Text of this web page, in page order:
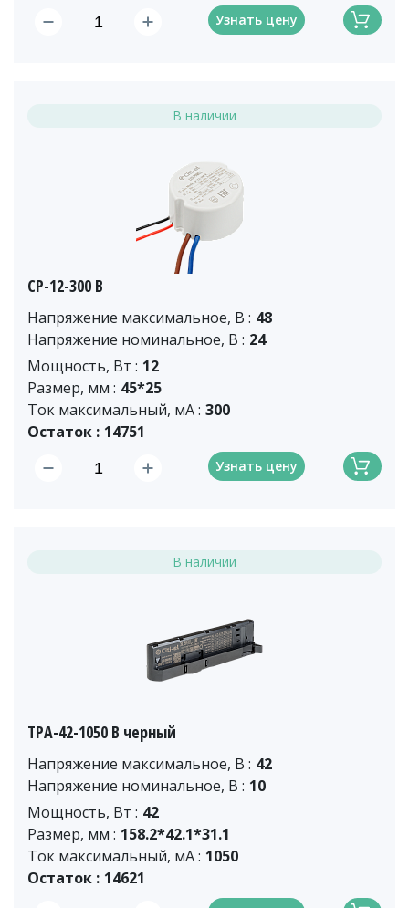
Узнать цену
В наличии
CP-12-300 B
Напряжение максимальное, В : 48
Напряжение номинальное, В : 24
Мощность, Вт : 12
Размер, мм : 45*25
Ток максимальный, мА : 300
Остаток : 14751
Узнать цену
В наличии
TPA-42-1050 B черный
Напряжение максимальное, В : 42
Напряжение номинальное, В : 10
Мощность, Вт : 42
Размер, мм : 158.2*42.1*31.1
Ток максимальный, мА : 1050
Остаток : 14621